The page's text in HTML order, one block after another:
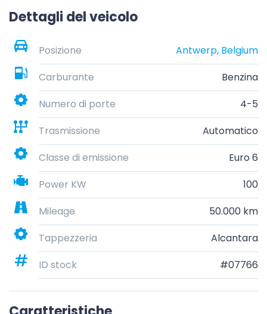
Dettagli del veicolo
Posizione
Antwerp, Belgium
Carburante
Benzina
Numero di porte
4-5
Trasmissione
Automatico
Classe di emissione
Euro 6
Power KW
100
Mileage
50.000 km
Tappezzeria
Alcantara
ID stock
#07766